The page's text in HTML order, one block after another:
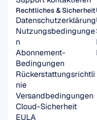
Rechtliches & Sicherheit
Datenschutzerklärung
Nutzungsbedingunge
n
Abonnement-
Bedingungen
Rückerstattungsrichtli
nie
Versandbedingungen
Cloud-Sicherheit
EULA